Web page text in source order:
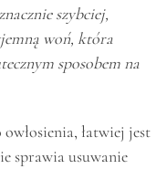
szybciej,
woń, która
sposobem na
łatwiej jest
sprawia usuwanie